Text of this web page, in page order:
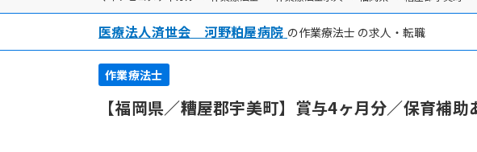
医療法人済世会 河野粕屋病院 の作業療法士 の求人・転職
作業療法士
【福岡県／糟屋郡宇美町】賞与4ヶ月分／保育補